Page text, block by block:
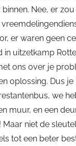
Nee, er
er waren geen
in uitzetkamp
ons over je
oplossing. Dus
we
muur, en een
Maar niet de
tot een beter